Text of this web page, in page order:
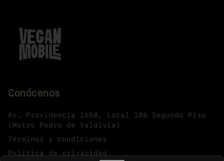
Conócenos
Av. Providencia 1650, Local 106 Segundo Piso
(Metro Pedro de Valdivia)
Términos y condiciones
Política de privacidad